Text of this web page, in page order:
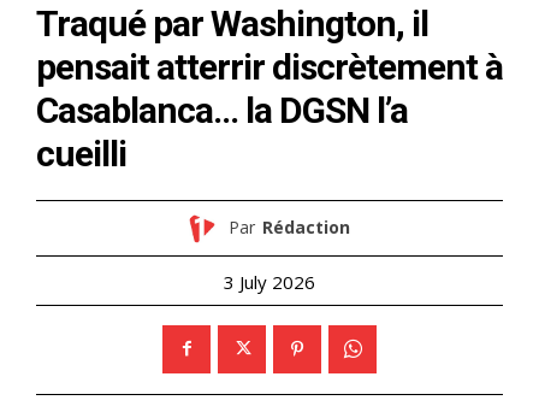
Traqué par Washington, il
pensait atterrir discrètement à
Casablanca… la DGSN l’a
cueilli
Par Rédaction
3 July 2026